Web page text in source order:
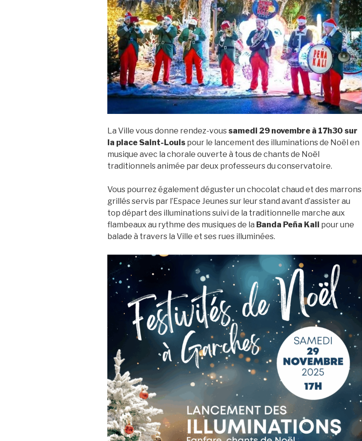
La Ville vous donne rendez-voussamedi 29 novembre à 17h30 sur
la place Saint-Louis pour le lancement des illuminations de Noël en
musique avec la chorale ouverte à tous de chants de Noël
traditionnels animée par deux professeurs du conservatoire.
Vous pourrez également déguster un chocolat chaud et des marrons
grillés servis par l’Espace Jeunes sur leur stand avant d’assister au
top départ des illuminations suivi de la traditionnelle marche aux
flambeaux au rythme des musiques de la Banda Peña Kali pour une
balade à travers la Ville et ses rues illuminées.